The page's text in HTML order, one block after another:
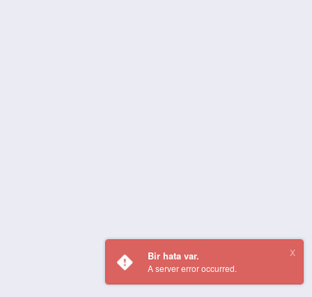
Bir hata var.
A server error occurred.